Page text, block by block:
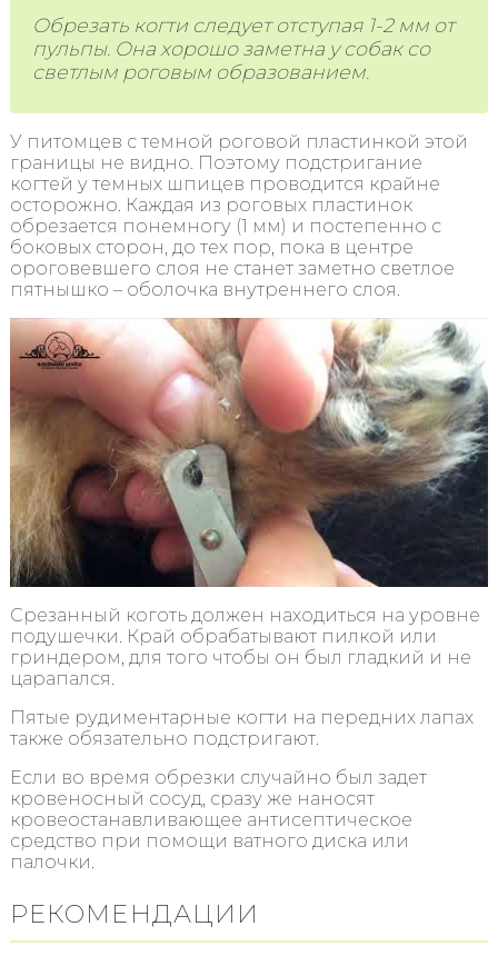
Обрезать когти следует отступая 1-2 мм от
пульпы. Она хорошо заметна у собак со
светлым роговым образованием.
У питомцев с темной роговой пластинкой этой
границы не видно. Поэтому подстригание
когтей у темных шпицев проводится крайне
осторожно. Каждая из роговых пластинок
обрезается понемногу (1 мм) и постепенно с
боковых сторон, до тех пор, пока в центре
ороговевшего слоя не станет заметно светлое
пятнышко – оболочка внутреннего слоя.
Срезанный коготь должен находиться на уровне
подушечки. Край обрабатывают пилкой или
гриндером, для того чтобы он был гладкий и не
царапался.
Пятые рудиментарные когти на передних лапах
также обязательно подстригают.
Если во время обрезки случайно был задет
кровеносный сосуд, сразу же наносят
кровеостанавливающее антисептическое
средство при помощи ватного диска или
палочки.
РЕКОМЕНДАЦИИ